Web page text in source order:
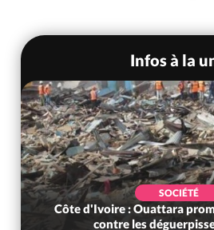
Infos à la
SOCIÉTÉ
Côte d'Ivoire : Ouattara
contre les